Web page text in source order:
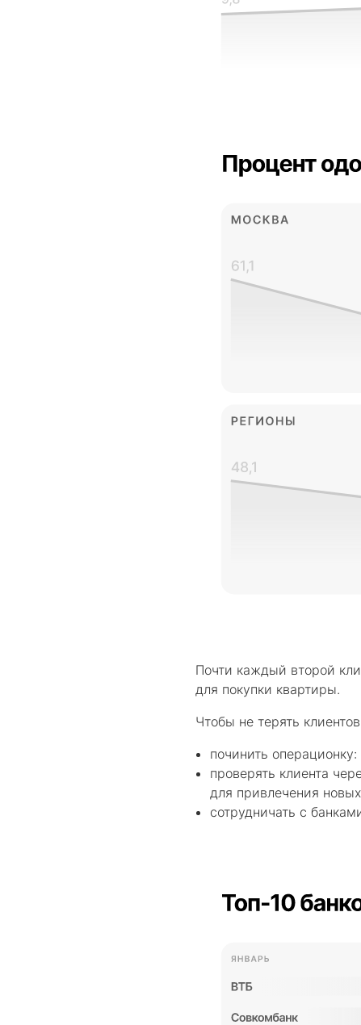
Почти каждый второй
для покупки квартиры.
Чтобы не терять
починить
проверять клиента
для привлечения
сотрудничать с